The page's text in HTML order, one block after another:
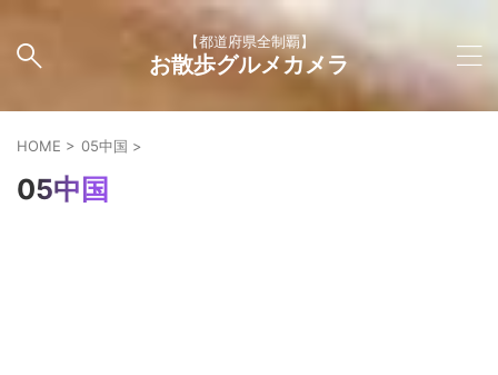
【都道府県全制覇】
お散歩グルメカメラ
HOME > 05中国 >
05中国